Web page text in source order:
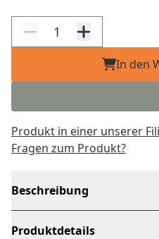
In den
Produkt in einer unserer
Fragen zum Produkt?
Beschreibung
Produktdetails